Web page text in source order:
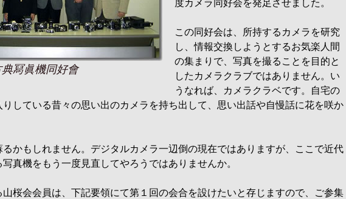
冩眞機同好會
度カメラ同好会を発足させました。
この同好会は、所持するカメラを研究
し、情報交換しようとするお気楽人間
の集まりで、写真を撮ることを目的と
したカメラクラブではありません。い
うなれば、カメラクラベです。自宅の
している昔々の思い出のカメラを持ち出して、思い出話や自慢話に花を咲か
かもしれません。デジタルカメラ一辺倒の現在ではありますが、ここで近代
真機をもう一度見直してやろうではありませんか。
山桜会会員は、下記要領にて第１回の会合を設けたいと存じますので、ご参集